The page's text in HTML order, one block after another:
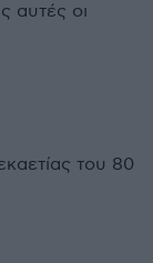
αυτές οι
του 80